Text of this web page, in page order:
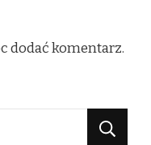
dodać komentarz.